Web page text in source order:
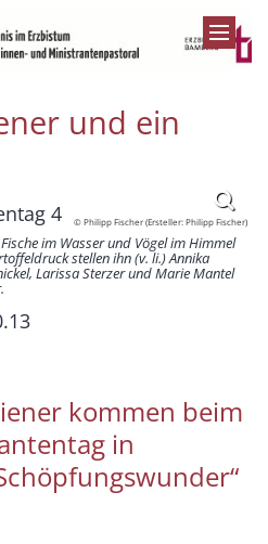
und ein
© Philipp Fischer (Ersteller: Philipp Fischer)
im Wasser und Vögel im Himmel
stellen ihn (v. li.) Annika
Larissa Sterzer und Marie Mantel
kommen beim
in